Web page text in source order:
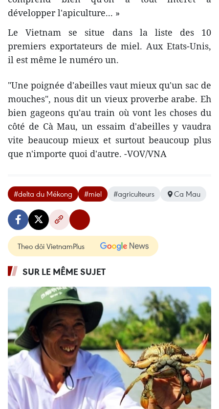
développer l'apiculture... »
Le Vietnam se situe dans la liste des 10
premiers exportateurs de miel. Aux Etats-Unis,
il est même le numéro un.
"Une poignée d'abeilles vaut mieux qu'un sac de
mouches", nous dit un vieux proverbe arabe. Eh
bien gageons qu'au train où vont les choses du
côté de Cà Mau, un essaim d'abeilles y vaudra
vite beaucoup mieux et surtout beaucoup plus
que n'importe quoi d'autre. -VOV/VNA
#delta du Mékong #miel #agriculteurs Ca Mau
Theo dõi VietnamPlus
SUR LE MÊME SUJET